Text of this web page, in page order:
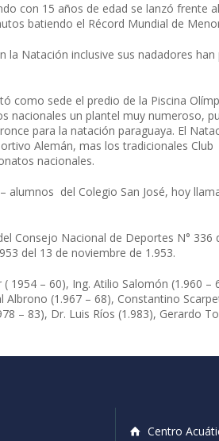
con 15 años de edad se lanzó frente
batiendo el Récord Mundial de
Natación inclusive sus nadadores
como sede el predio de la Piscina
nacionales un plantel muy numeroso,
para la natación paraguaya. El
Alemán, mas los tradicionales
nacionales.
alumnos del Colegio San José, hoy
Consejo Nacional de Deportes N° 336
del 13 de noviembre de 1.953.
1954 – 60), Ing. Atilio Salomón (1.960 –
(1.967 – 68), Constantino
– 83), Dr. Luis Ríos (1.983), Gerardo
Centro